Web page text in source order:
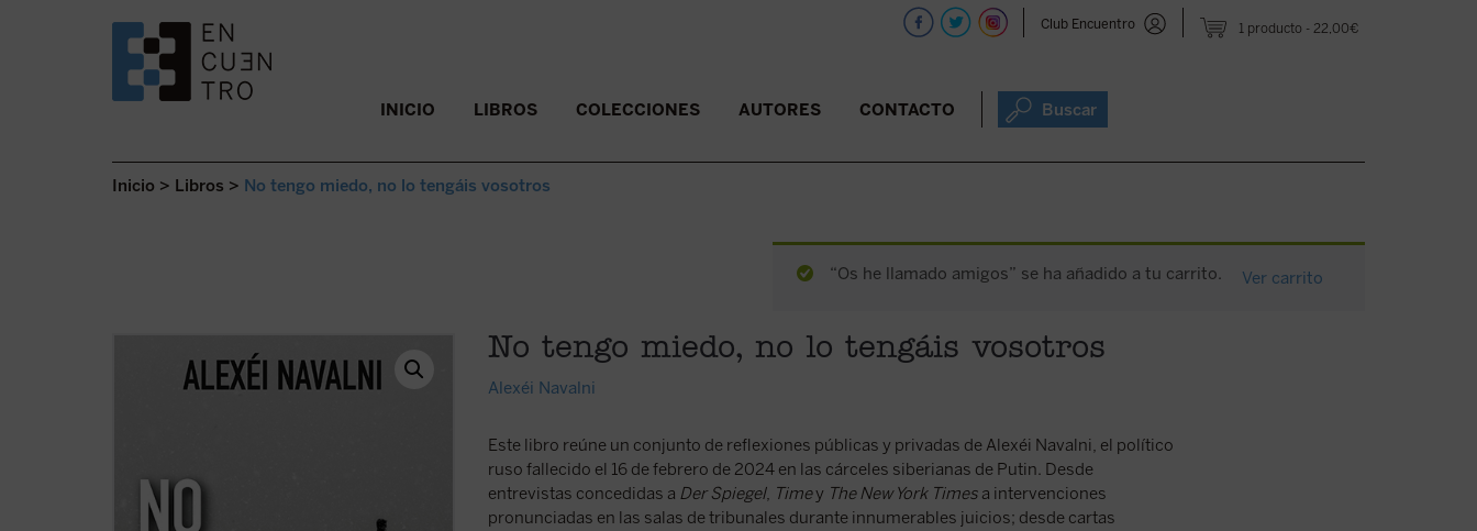
1 producto 22,00€
Club Encuentro
SALTAR AL CONTENIDO. INICIO LIBROS COLECCIONES AUTORES CONTACTO Buscar
Inicio > Libros > No tengo miedo, no lo tengáis vosotros
“Os he llamado amigos” se ha añadido a tu carrito. Ver carrito
No tengo miedo, no lo tengáis vosotros
Alexéi Navalni
Este libro reúne un conjunto de reflexiones públicas y privadas de Alexéi Navalni, el político
ruso fallecido el 16 de febrero de 2024 en las cárceles siberianas de Putin. Desde
entrevistas concedidas a Der Spiegel, Timey The New York Timesa intervenciones
pronunciadas en las salas de tribunales durante innumerables juicios; desde cartas